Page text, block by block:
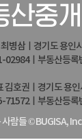
병삼ㅣ경기도 용
02984ㅣ부동산등
김호권ㅣ경기도 용
71572ㅣ부동산등
사람들 © BUGISA,